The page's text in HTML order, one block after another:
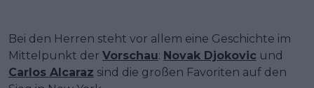
Bei den Herren steht vor allem eine Geschichte im
Mittelpunkt der Vorschau: Novak Djokovic und
Carlos Alcaraz sind die großen Favoriten auf den